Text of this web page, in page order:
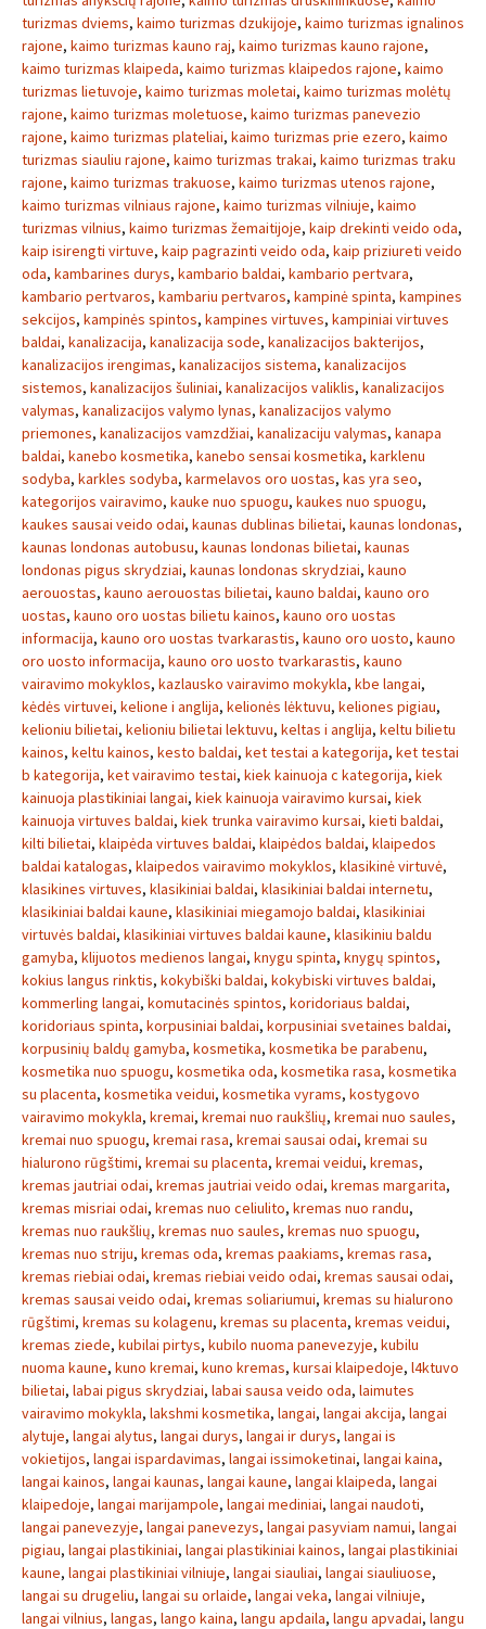
turizmas dviems, kaimo turizmas dzukijoje, kaimo turizmas ignalinos
rajone, kaimo turizmas kauno raj, kaimo turizmas kauno rajone,
kaimo turizmas klaipeda, kaimo turizmas klaipedos rajone, kaimo
turizmas lietuvoje, kaimo turizmas moletai, kaimo turizmas molėtų
rajone, kaimo turizmas moletuose, kaimo turizmas panevezio
rajone, kaimo turizmas plateliai, kaimo turizmas prie ezero, kaimo
turizmas siauliu rajone, kaimo turizmas trakai, kaimo turizmas traku
rajone, kaimo turizmas trakuose, kaimo turizmas utenos rajone,
kaimo turizmas vilniaus rajone, kaimo turizmas vilniuje, kaimo
turizmas vilnius, kaimo turizmas žemaitijoje, kaip drekinti veido oda,
kaip isirengti virtuve, kaip pagrazinti veido oda, kaip priziureti veido
oda, kambarines durys, kambario baldai, kambario pertvara,
kambario pertvaros, kambariu pertvaros, kampinė spinta, kampines
sekcijos, kampinės spintos, kampines virtuves, kampiniai virtuves
baldai, kanalizacija, kanalizacija sode, kanalizacijos bakterijos,
kanalizacijos irengimas, kanalizacijos sistema, kanalizacijos
sistemos, kanalizacijos šuliniai, kanalizacijos valiklis, kanalizacijos
valymas, kanalizacijos valymo lynas, kanalizacijos valymo
priemones, kanalizacijos vamzdžiai, kanalizaciju valymas, kanapa
baldai, kanebo kosmetika, kanebo sensai kosmetika, karklenu
sodyba, karkles sodyba, karmelavos oro uostas, kas yra seo,
kategorijos vairavimo, kauke nuo spuogu, kaukes nuo spuogu,
kaukes sausai veido odai, kaunas dublinas bilietai, kaunas londonas,
kaunas londonas autobusu, kaunas londonas bilietai, kaunas
londonas pigus skrydziai, kaunas londonas skrydziai, kauno
aerouostas, kauno aerouostas bilietai, kauno baldai, kauno oro
uostas, kauno oro uostas bilietu kainos, kauno oro uostas
informacija, kauno oro uostas tvarkarastis, kauno oro uosto, kauno
oro uosto informacija, kauno oro uosto tvarkarastis, kauno
vairavimo mokyklos, kazlausko vairavimo mokykla, kbe langai,
kėdės virtuvei, kelione i anglija, kelionės lėktuvu, keliones pigiau,
kelioniu bilietai, kelioniu bilietai lektuvu, keltas i anglija, keltu bilietu
kainos, keltu kainos, kesto baldai, ket testai a kategorija, ket testai
b kategorija, ket vairavimo testai, kiek kainuoja c kategorija, kiek
kainuoja plastikiniai langai, kiek kainuoja vairavimo kursai, kiek
kainuoja virtuves baldai, kiek trunka vairavimo kursai, kieti baldai,
kilti bilietai, klaipėda virtuves baldai, klaipėdos baldai, klaipedos
baldai katalogas, klaipedos vairavimo mokyklos, klasikinė virtuvė,
klasikines virtuves, klasikiniai baldai, klasikiniai baldai internetu,
klasikiniai baldai kaune, klasikiniai miegamojo baldai, klasikiniai
virtuvės baldai, klasikiniai virtuves baldai kaune, klasikiniu baldu
gamyba, klijuotos medienos langai, knygu spinta, knygų spintos,
kokius langus rinktis, kokybiški baldai, kokybiski virtuves baldai,
kommerling langai, komutacinės spintos, koridoriaus baldai,
koridoriaus spinta, korpusiniai baldai, korpusiniai svetaines baldai,
korpusinių baldų gamyba, kosmetika, kosmetika be parabenu,
kosmetika nuo spuogu, kosmetika oda, kosmetika rasa, kosmetika
su placenta, kosmetika veidui, kosmetika vyrams, kostygovo
vairavimo mokykla, kremai, kremai nuo raukšlių, kremai nuo saules,
kremai nuo spuogu, kremai rasa, kremai sausai odai, kremai su
hialurono rūgštimi, kremai su placenta, kremai veidui, kremas,
kremas jautriai odai, kremas jautriai veido odai, kremas margarita,
kremas misriai odai, kremas nuo celiulito, kremas nuo randu,
kremas nuo raukšlių, kremas nuo saules, kremas nuo spuogu,
kremas nuo striju, kremas oda, kremas paakiams, kremas rasa,
kremas riebiai odai, kremas riebiai veido odai, kremas sausai odai,
kremas sausai veido odai, kremas soliariumui, kremas su hialurono
rūgštimi, kremas su kolagenu, kremas su placenta, kremas veidui,
kremas ziede, kubilai pirtys, kubilo nuoma panevezyje, kubilu
nuoma kaune, kuno kremai, kuno kremas, kursai klaipedoje, l4ktuvo
bilietai, labai pigus skrydziai, labai sausa veido oda, laimutes
vairavimo mokykla, lakshmi kosmetika, langai, langai akcija, langai
alytuje, langai alytus, langai durys, langai ir durys, langai is
vokietijos, langai ispardavimas, langai issimoketinai, langai kaina,
langai kainos, langai kaunas, langai kaune, langai klaipeda, langai
klaipedoje, langai marijampole, langai mediniai, langai naudoti,
langai panevezyje, langai panevezys, langai pasyviam namui, langai
pigiau, langai plastikiniai, langai plastikiniai kainos, langai plastikiniai
kaune, langai plastikiniai vilniuje, langai siauliai, langai siauliuose,
langai su drugeliu, langai su orlaide, langai veka, langai vilniuje,
langai vilnius, langas, lango kaina, langu apdaila, langu apvadai, langu